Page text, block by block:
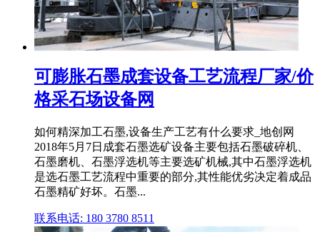
可膨胀石墨成套设备工艺流程厂家/价
格采石场设备网
如何精深加工石墨,设备生产工艺有什么要求_地创网
2018年5月7日成套石墨选矿设备主要包括石墨破碎机、
石墨磨机、石墨浮选机等主要选矿机械,其中石墨浮选机
是选石墨工艺流程中重要的部分,其性能优劣决定着成品
石墨精矿好坏。石墨...
联系电话: 180 3780 8511